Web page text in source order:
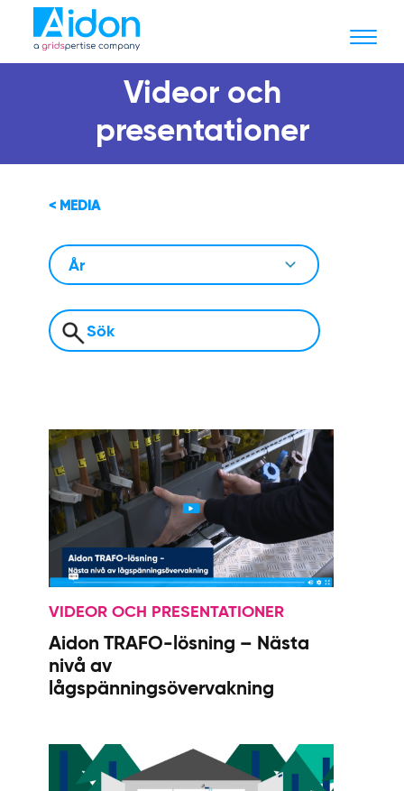
Videor och
presentationer
< MEDIA
År
VIDEOR OCH PRESENTATIONER
Aidon TRAFO-lösning – Nästa
nivå av
lågspänningsövervakning